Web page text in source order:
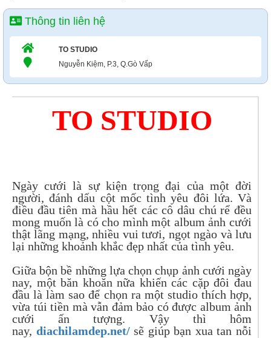
Thông tin liên hệ
TO STUDIO
Nguyễn Kiệm, P.3, Q.Gò Vấp
TO STUDIO
Ngày cưới là sự kiện trọng đại của một đời
người, đánh dấu cột mốc tình yêu đôi lứa. Và
điều đầu tiên mà hầu hết các cô dâu chú rể đều
mong muốn là có cho mình một album ảnh cưới
thật lãng mạng, nhiều vui tươi, ngọt ngào và lưu
lại những khoảnh khắc đẹp nhất của tình yêu.
Giữa bộn bề những lựa chọn chụp ảnh cưới ngày
nay, một băn khoăn nữa khiến các cặp đôi đau
đầu là làm sao để chọn ra một studio thích hợp,
vừa túi tiền mà vẫn đảm bảo có được album ảnh
cưới ấn tượng. Vậy thì hôm
nay, diachilamdep.net/ sẽ giúp bạn xua tan nỗi